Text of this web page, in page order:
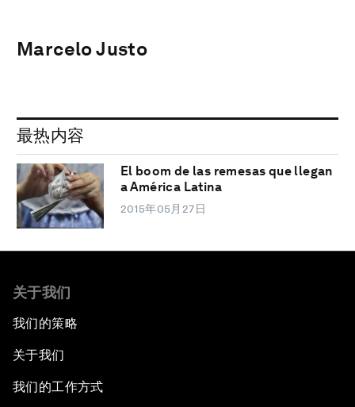
Marcelo Justo
最热内容
El boom de las remesas que llegan
a América Latina
2015年05月27日
关于我们
我们的策略
关于我们
我们的工作方式